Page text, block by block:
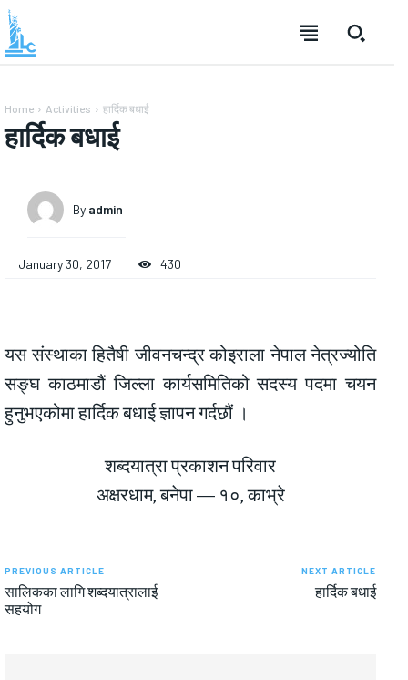
Home Activities हार्दिक बधाई
हार्दिक बधाई
By admin
January 30, 2017 430
यस संस्थाका हितैषी जीवनचन्द्र कोइराला नेपाल नेत्रज्योति
सङ्घ काठमाडौं जिल्ला कार्यसमितिको सदस्य पदमा चयन
हुनुभएकोमा हार्दिक बधाई ज्ञापन गर्दछौं ।
शब्दयात्रा प्रकाशन परिवार
अक्षरधाम, बनेपा — १०, काभ्रे
PREVIOUS ARTICLE
सालिकका लागि शब्दयात्रालाई
सहयोग
NEXT ARTICLE
हार्दिक बधाई